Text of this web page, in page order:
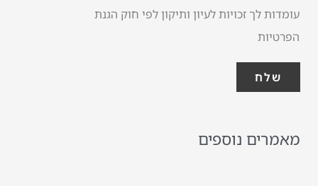
עומדות לך זכויות לעיון ותיקון לפי חוק הגנת
הפרטיות
שלח
מאמרים נוספים